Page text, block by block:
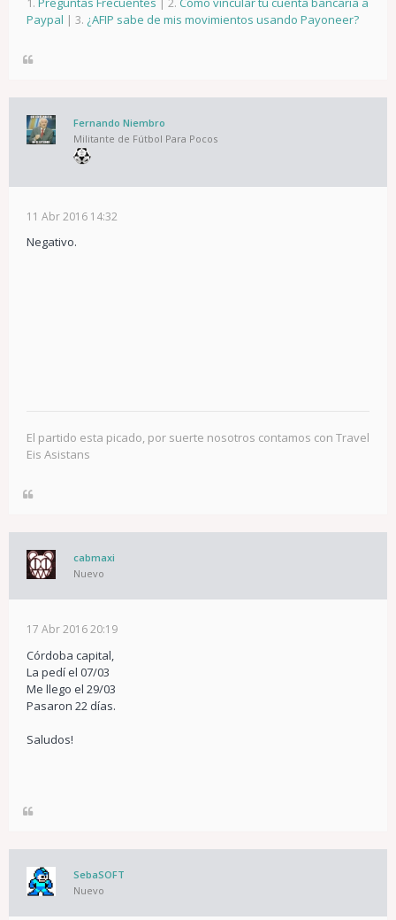
Paypal | 3. ¿AFIP sabe de mis movimientos usando Payoneer?
Fernando Niembro
Militante de Fútbol Para Pocos
11 Abr 2016 14:32
Negativo.
El partido esta picado, por suerte nosotros contamos con Travel
Eis Asistans
cabmaxi
Nuevo
17 Abr 2016 20:19
Córdoba capital,
La pedí el 07/03
Me llego el 29/03
Pasaron 22 días.
Saludos!
SebaSOFT
Nuevo